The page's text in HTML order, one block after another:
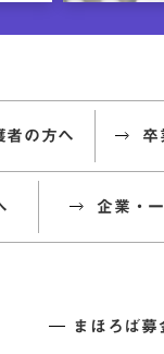
者の方へ 卒
企業・
まほろば募